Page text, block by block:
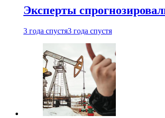
Эксперты
3 года спустя3 года спустя